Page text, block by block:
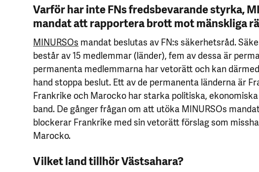
Varför har inte FNs fredsbevarande styrka,
mandat att rapportera brott mot mänskliga
MINURSOs mandat beslutas av FN:s säkerhetsråd.
består av 15 medlemmar (länder), fem av dessa är
permanenta medlemmarna har vetorätt och kan
hand stoppa beslut. Ett av de permanenta länderna är
Frankrike och Marocko har starka politiska,
band. De gånger frågan om att utöka MINURSOs
blockerar Frankrike med sin vetorätt förslag som
Marocko.
Vilket land tillhör Västsahara?